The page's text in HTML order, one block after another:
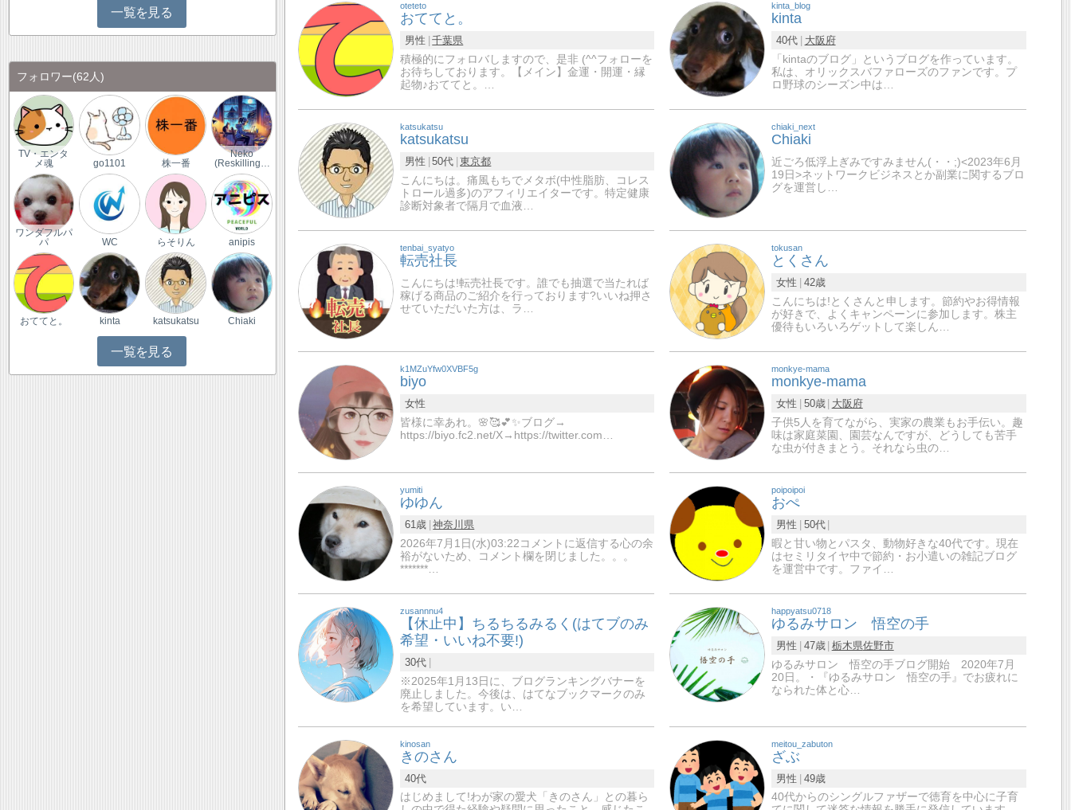
oteteto
おててと。
男性
千葉県
積極的にフォロバしますので、是非 (^^フォローを
お待ちしております。【メイン】金運・開運・縁
起物♪おててと。…
kinta_blog
kinta
40代
大阪府
「kintaのブログ」というブログを作っています。
私は、オリックスバファローズのファンです。プ
ロ野球のシーズン中は…
katsukatsu
katsukatsu
男性 50代 東京都
こんにちは。痛風もちでメタボ(中性脂肪、コレス
トロール過多)のアフィリエイターです。特定健康
診断対象者で隔月で血液…
chiaki_next
Chiaki
近ごろ低浮上ぎみですみません(・・;)<2023年6月
19日>ネットワークビジネスとか副業に関するブロ
グを運営し…
tenbai_syatyo
転売社長
こんにちは!転売社長です。誰でも抽選で当たれば
稼げる商品のご紹介を行っております?いいね押さ
せていただいた方は、ラ…
tokusan
とくさん
女性
42歳
こんにちは!とくさんと申します。節約やお得情報
が好きで、よくキャンペーンに参加します。株主
優待もいろいろゲットして楽しん…
k1MZuYfw0XVBF5g
biyo
女性
皆様に幸あれ。🌸🥰💕✨ブログ→
https://biyo.fc2.net/X→https://twitter.com…
monkye-mama
monkye-mama
女性 50歳
大阪府
子供5人を育てながら、実家の農業もお手伝い。趣
味は家庭菜園、園芸なんですが、どうしても苦手
な虫が付きまとう。それなら虫の…
yumiti
ゆゆん
61歳 神奈川県
2026年7月1日(水)03:22コメントに返信する心の余
裕がないため、コメント欄を閉じました。。。
*******…
poipoipoi
おぺ
男性
50代
暇と甘い物とパスタ、動物好きな40代です。現在
はセミリタイヤ中で節約・お小遣いの雑記ブログ
を運営中です。ファイ…
zusannnu4
【休止中】ちるちるみるく(はてブのみ
希望・いいね不要!)
30代
※2025年1月13日に、ブログランキングバナーを
廃止しました。今後は、はてなブックマークのみ
を希望しています。い…
happyatsu0718
ゆるみサロン 悟空の手
男性 47歳 栃木県佐野市
ゆるみサロン 悟空の手ブログ開始 2020年7月
20日。・『ゆるみサロン 悟空の手』でお疲れに
なられた体と心…
kinosan
きのさん
40代
はじめまして!わが家の愛犬「きのさん」との暮ら
meitou_zabuton
ざぶ
男性
49歳
40代からのシングルファザーで徳育を中心に子育
一覧を見る
フォロワー(62人)
TV・エンタ
メ魂
go1101 株一番
Neko
(Reskilling…
ワンダフルパ
パ
WC らそりん anipis
おててと。 kinta katsukatsu Chiaki
一覧を見る